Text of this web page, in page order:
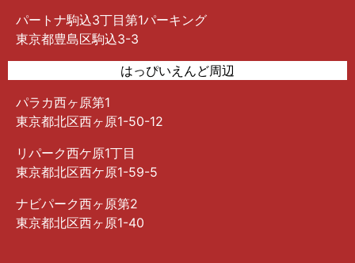
パートナ駒込3丁目第1パーキング
東京都豊島区駒込3-3
はっぴいえんど周辺
パラカ西ヶ原第1
東京都北区西ヶ原1-50-12
リパーク西ケ原1丁目
東京都北区西ケ原1-59-5
ナビパーク西ヶ原第2
東京都北区西ヶ原1-40